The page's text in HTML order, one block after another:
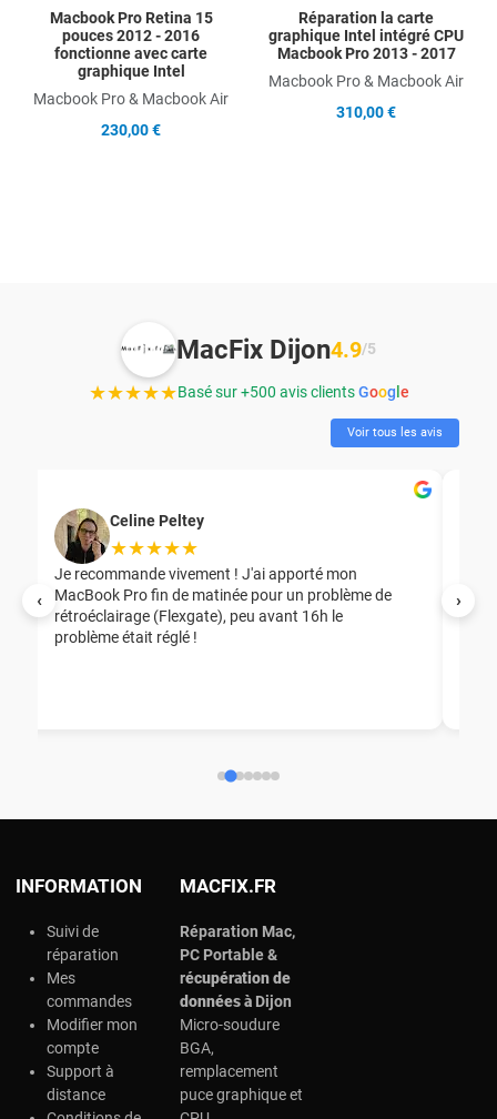
Macbook Pro Retina 15
pouces 2012 - 2016
fonctionne avec carte
graphique Intel
Macbook Pro & Macbook Air
230,00 €
Réparation la carte
graphique Intel intégré CPU
Macbook Pro 2013 - 2017
Macbook Pro & Macbook Air
310,00 €
‹ ›
MacFix Dijon4.9/5
★★★★★Basé sur +500 avis clientsGoogle
Voir tous les avis
Celine Peltey
★★★★★
Je recommande vivement ! J'ai apporté mon
MacBook Pro fin de matinée pour un problème de
rétroéclairage (Flexgate), peu avant 16h le
problème était réglé !
INFORMATION
Suivi de
réparation
Mes
commandes
Modifier mon
compte
Support à
distance
MACFIX.FR
Réparation Mac,
PC Portable &
récupération de
données àDijon
Micro-soudure
BGA,
remplacement
puce graphique et